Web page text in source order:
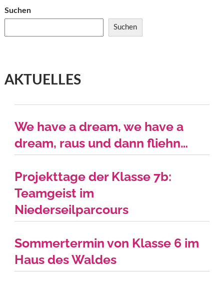
Suchen
Suchen
AKTUELLES
We have a dream, we have a
dream, raus und dann fliehn…
Projekttage der Klasse 7b:
Teamgeist im
Niederseilparcours
Sommertermin von Klasse 6 im
Haus des Waldes